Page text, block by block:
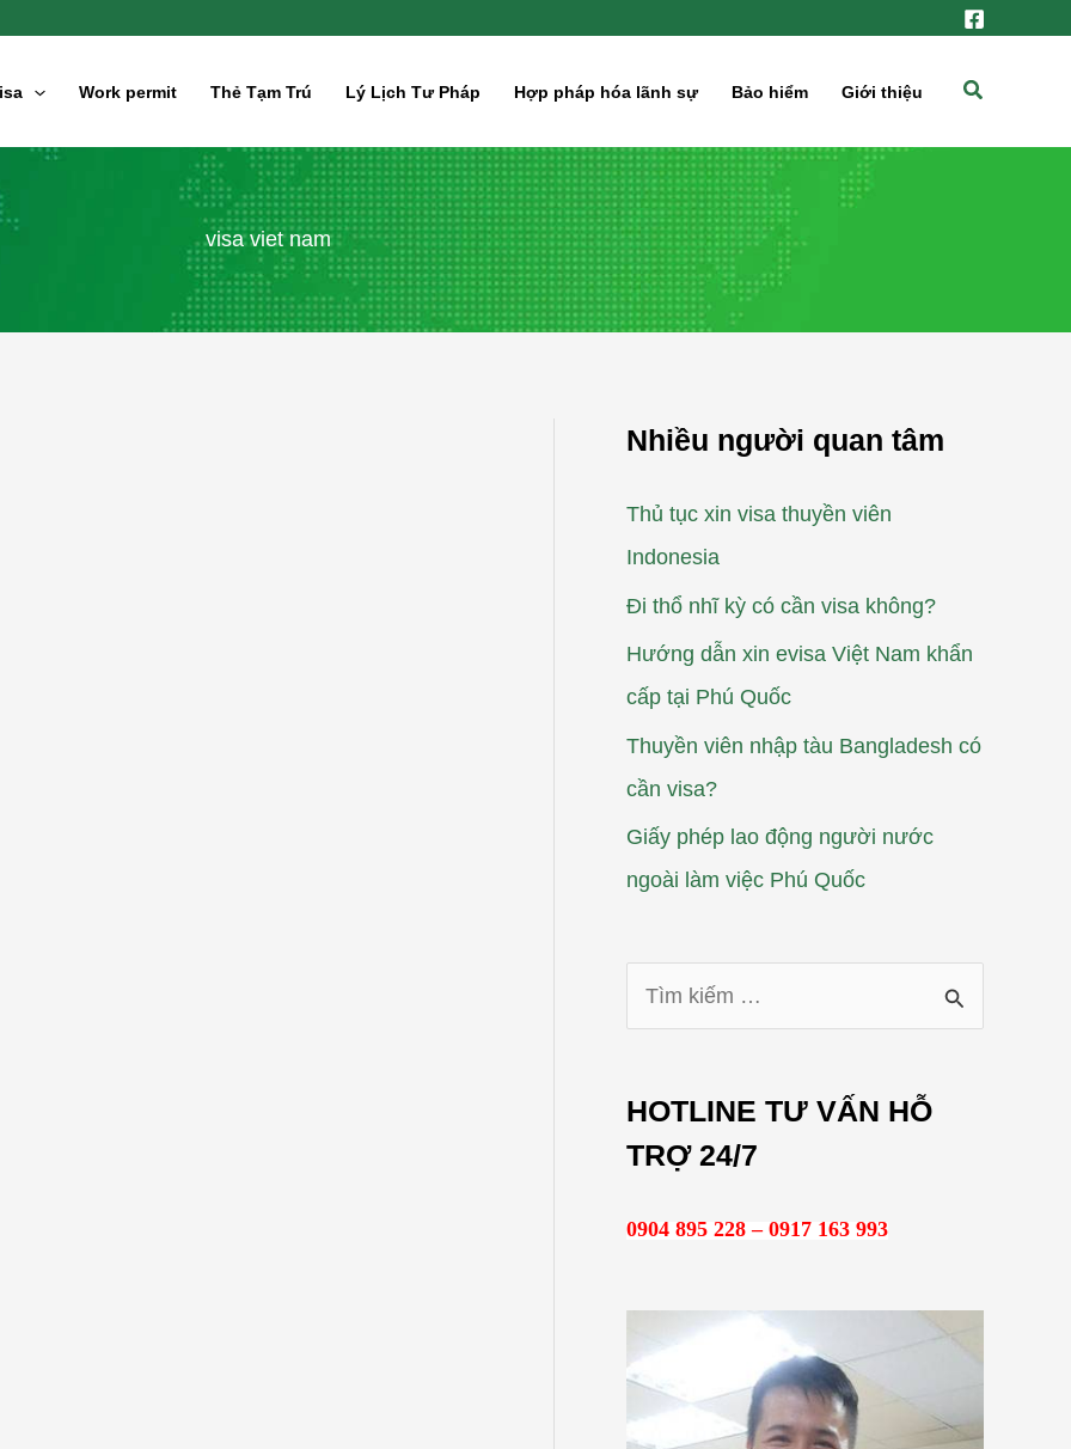
Work permit Thẻ Tạm Trú Lý Lịch Tư Pháp Hợp pháp hóa lãnh sự Bảo hiểm Giới thiệu
Tìm
visa viet nam
Nhiều người quan tâm
Thủ tục xin visa thuyền viên
Indonesia
Đi thổ nhĩ kỳ có cần visa không?
Hướng dẫn xin evisa Việt Nam khẩn
cấp tại Phú Quốc
Thuyền viên nhập tàu Bangladesh có
cần visa?
Giấy phép lao động người nước
ngoài làm việc Phú Quốc
ế
:
HOTLINE TƯ VẤN HỖ
TRỢ 24/7
0904 895 228 – 0917 163 993